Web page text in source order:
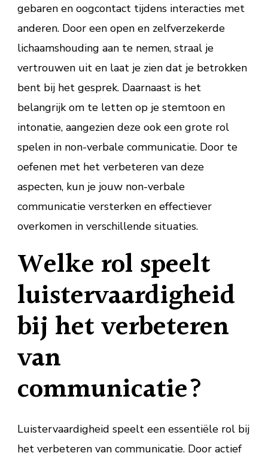
gebaren en oogcontact tijdens interacties met
anderen. Door een open en zelfverzekerde
lichaamshouding aan te nemen, straal je
vertrouwen uit en laat je zien dat je betrokken
bent bij het gesprek. Daarnaast is het
belangrijk om te letten op je stemtoon en
intonatie, aangezien deze ook een grote rol
spelen in non-verbale communicatie. Door te
oefenen met het verbeteren van deze
aspecten, kun je jouw non-verbale
communicatie versterken en effectiever
overkomen in verschillende situaties.
Welke rol speelt
luistervaardigheid
bij het verbeteren
van
communicatie?
Luistervaardigheid speelt een essentiële rol bij
het verbeteren van communicatie. Door actief